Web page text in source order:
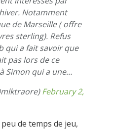
Notamment
de Marseille ( offre
sterling). Refus
qui a fait savoir que
pas lors de ce
Simon qui a une…
February 2,
de temps de jeu,